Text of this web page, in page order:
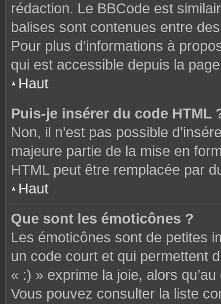
rédaction. Le BBCode est
balises sont contenues entre
Pour plus d’informations à
qui est accessible depuis la
Haut
Puis-je insérer du code HTML
Non, il n’est pas possible
majeure partie de la mise en
HTML peut être remplacée par
Haut
Que sont les émoticônes ?
Les émoticônes sont de petites
un code court et qui permettent
« :) » exprime la joie, alors
Vous pouvez consulter la liste